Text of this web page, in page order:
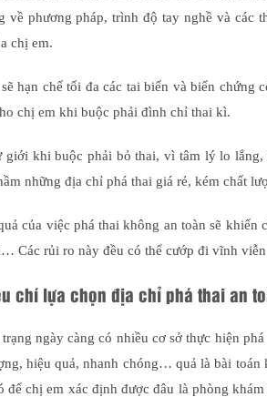
về phương pháp, trình độ tay nghề và
chị em.
hạn chế tối đa các tai biến và biến chứng
chị em khi buộc phải đình chỉ thai kì.
giới khi buộc phải bỏ thai, vì tâm lý lo
những địa chỉ phá thai giá rẻ, kém chất
của việc phá thai không an toàn sẽ
Các rủi ro này đều có thể cướp đi vĩnh viễn
chí lựa chọn địa chỉ phá thai an
ngày càng có nhiều cơ sở thực hiện
hiệu quả, nhanh chóng… quả là bài
để chị em xác định được đâu là phòng